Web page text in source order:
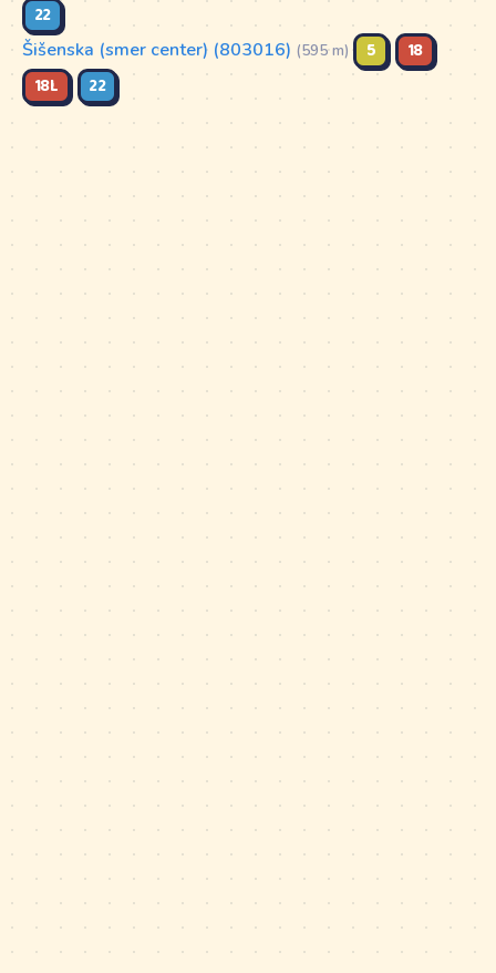
22
Šišenska (smer center) (803016) (595 m) 5
18
18L
22